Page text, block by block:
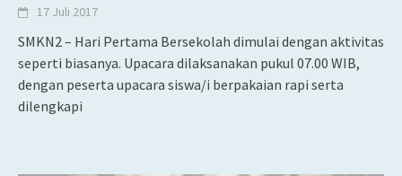
17 Juli 2017
SMKN2 – Hari Pertama Bersekolah dimulai dengan aktivitas
seperti biasanya. Upacara dilaksanakan pukul 07.00 WIB,
dengan peserta upacara siswa/i berpakaian rapi serta
dilengkapi